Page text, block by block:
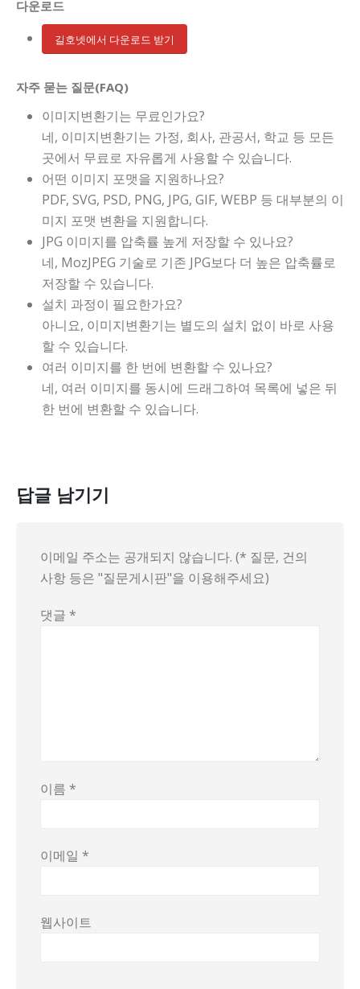
다운로드
길호넷에서 다운로드 받기
자주 묻는 질문(FAQ)
이미지변환기는 무료인가요?
네, 이미지변환기는 가정, 회사, 관공서, 학교 등 모든
곳에서 무료로 자유롭게 사용할 수 있습니다.
어떤 이미지 포맷을 지원하나요?
PDF, SVG, PSD, PNG, JPG, GIF, WEBP 등 대부분의 이
미지 포맷 변환을 지원합니다.
JPG 이미지를 압축률 높게 저장할 수 있나요?
네, MozJPEG 기술로 기존 JPG보다 더 높은 압축률로
저장할 수 있습니다.
설치 과정이 필요한가요?
아니요, 이미지변환기는 별도의 설치 없이 바로 사용
할 수 있습니다.
여러 이미지를 한 번에 변환할 수 있나요?
네, 여러 이미지를 동시에 드래그하여 목록에 넣은 뒤
한 번에 변환할 수 있습니다.
답글 남기기
이메일 주소는 공개되지 않습니다. (* 질문, 건의
사항 등은 "질문게시판"을 이용해주세요)
댓글 *
이름 *
이메일 *
웹사이트